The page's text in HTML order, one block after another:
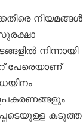
നിയമങ്ങൾ
നിന്നായി
പേരെയാണ്
കടുത്ത